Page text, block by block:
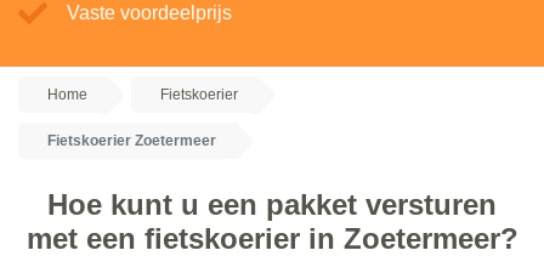
Vaste voordeelprijs
Home Fietskoerier
Fietskoerier Zoetermeer
Hoe kunt u een pakket versturen
met een fietskoerier in Zoetermeer?